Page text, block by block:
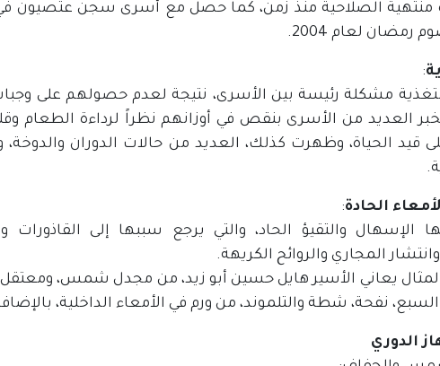
منتهية الصلاحية منذ زمن، كما حصل مع أسرى سجن عتصيون
لعام 2004.
:
مشكلة رئيسة بين الأسرى، نتيجة لعدم حصولهم على
يخبر العديد من الأسرى بنقص في أوزانهم نظراً لرداءة الطعام
قيد الحياة، وظهرت كذلك، العديد من حالات الدوران
الحادة:
الإسهال والتقيؤ الحاد، والتي يرجع سببها إلى القاذورات
المجاري والروائح الكريهة.
نفحة، شطة والتلموند، من ورم في الأمعاء الداخلية،
الدوري